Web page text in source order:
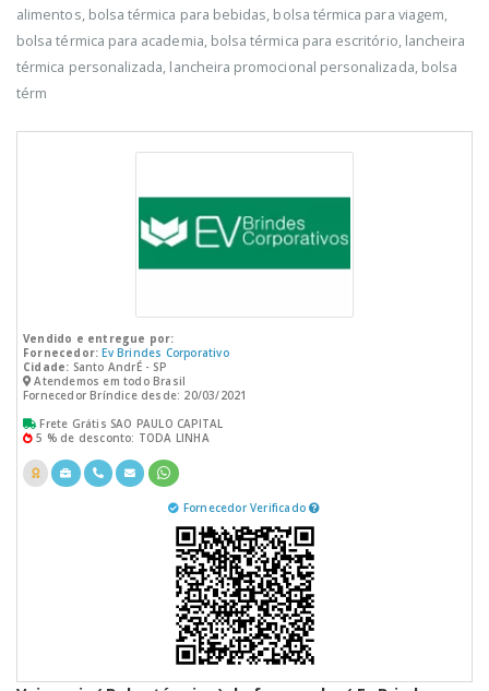
alimentos, bolsa térmica para bebidas, bolsa térmica para viagem,
bolsa térmica para academia, bolsa térmica para escritório, lancheira
térmica personalizada, lancheira promocional personalizada, bolsa
térm
Vendido e entregue por:
Fornecedor: Ev Brindes Corporativo
Cidade: Santo AndrÉ - SP
Atendemos em todo Brasil
Fornecedor Bríndice desde: 20/03/2021
Frete Grátis SAO PAULO CAPITAL
5 % de desconto: TODA LINHA
Fornecedor Verificado